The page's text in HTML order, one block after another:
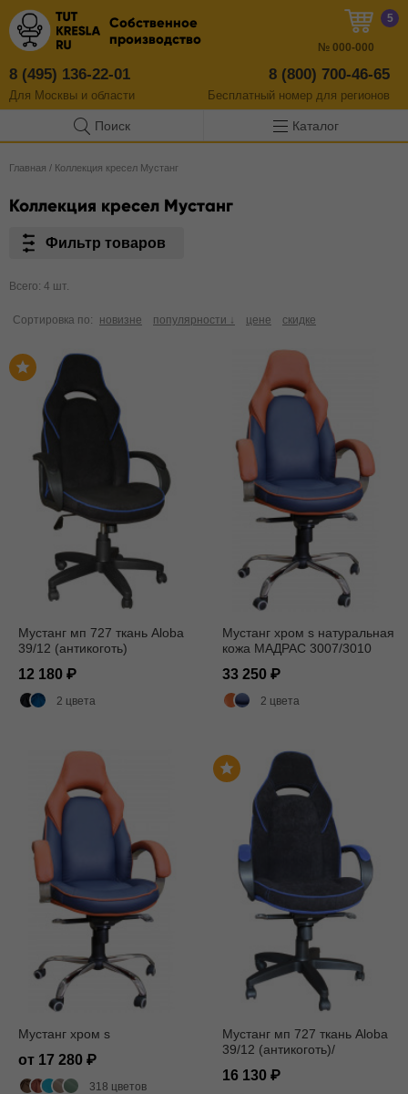
Собственное
производство
8 (495) 136-22-01
Для Москвы и области
8 (800) 700-46-65
Бесплатный номер для регионов
5
№ 000-000
Поиск Каталог
Главная / Коллекция кресел Мустанг
Коллекция кресел Мустанг
Фильтр товаров
Всего: 4 шт.
Сортировка по: новизне популярности ↓ цене скидке
Мустанг мп 727 ткань Aloba
39/12 (антикоготь)
12 180
2 цвета
Мустанг хром s натуральная
кожа МАДРАС 3007/3010
33 250
2 цвета
Мустанг хром s
от 17 280
318 цветов
Мустанг мп 727 ткань Aloba
39/12 (антикоготь)/
16 130